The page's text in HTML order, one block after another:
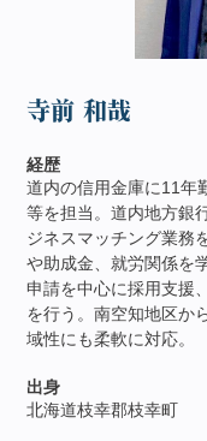
経歴
道内の信用金庫に11年
等を担当。道内地方銀
ジネスマッチング業務
や助成金、就労関係を
申請を中心に採用支援
を行う。南空知地区か
域性にも柔軟に対応。
出身
北海道枝幸郡枝幸町
寺前 和哉